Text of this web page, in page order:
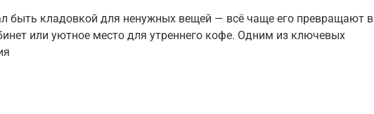
быть кладовкой для ненужных вещей — всё чаще его превращают в
или уютное место для утреннего кофе. Одним из ключевых